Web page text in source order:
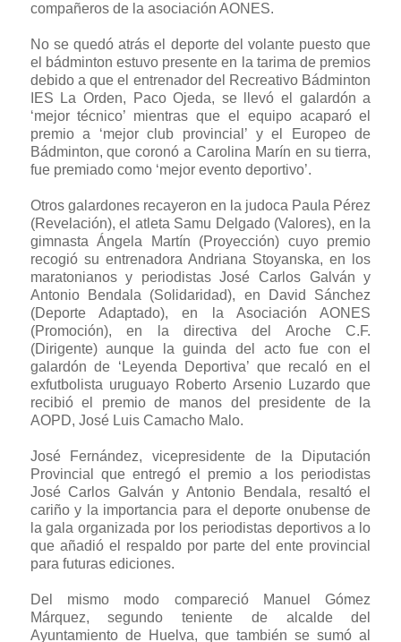
compañeros de la asociación AONES.
No se quedó atrás el deporte del volante puesto que
el bádminton estuvo presente en la tarima de premios
debido a que el entrenador del Recreativo Bádminton
IES La Orden, Paco Ojeda, se llevó el galardón a
‘mejor técnico’ mientras que el equipo acaparó el
premio a ‘mejor club provincial’ y el Europeo de
Bádminton, que coronó a Carolina Marín en su tierra,
fue premiado como ‘mejor evento deportivo’.
Otros galardones recayeron en la judoca Paula Pérez
(Revelación), el atleta Samu Delgado (Valores), en la
gimnasta Ángela Martín (Proyección) cuyo premio
recogió su entrenadora Andriana Stoyanska, en los
maratonianos y periodistas José Carlos Galván y
Antonio Bendala (Solidaridad), en David Sánchez
(Deporte Adaptado), en la Asociación AONES
(Promoción), en la directiva del Aroche C.F.
(Dirigente) aunque la guinda del acto fue con el
galardón de ‘Leyenda Deportiva’ que recaló en el
exfutbolista uruguayo Roberto Arsenio Luzardo que
recibió el premio de manos del presidente de la
AOPD, José Luis Camacho Malo.
José Fernández, vicepresidente de la Diputación
Provincial que entregó el premio a los periodistas
José Carlos Galván y Antonio Bendala, resaltó el
cariño y la importancia para el deporte onubense de
la gala organizada por los periodistas deportivos a lo
que añadió el respaldo por parte del ente provincial
para futuras ediciones.
Del mismo modo compareció Manuel Gómez
Márquez, segundo teniente de alcalde del
Ayuntamiento de Huelva, que también se sumó al